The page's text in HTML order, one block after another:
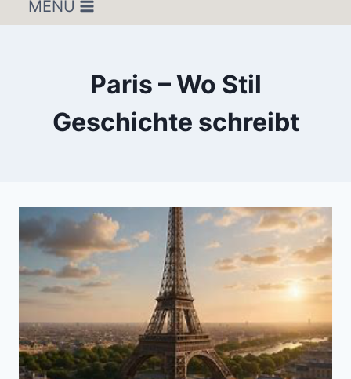
MENÜ
Paris – Wo Stil
Geschichte schreibt